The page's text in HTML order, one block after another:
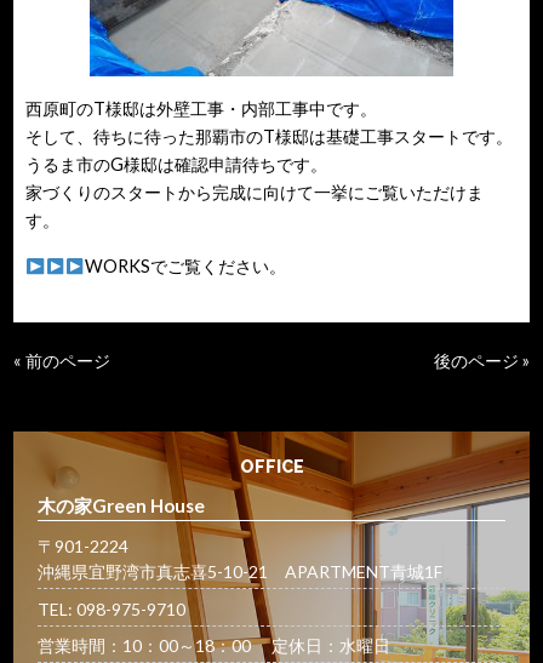
西原町のT様邸は外壁工事・内部工事中です。
そして、待ちに待った那覇市のT様邸は基礎工事スタートです。
うるま市のG様邸は確認申請待ちです。
家づくりのスタートから完成に向けて一挙にご覧いただけま
す。
WORKSでご覧ください。
« 前のページ 後のページ »
OFFICE
木の家Green House
〒901-2224
沖縄県宜野湾市真志喜5-10-21 APARTMENT青城1F
TEL: 098-975-9710
営業時間：10：00～18：00 定休日：水曜日